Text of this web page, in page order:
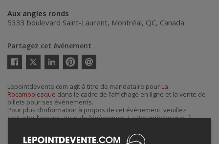
Aux angles ronds
5333 boulevard Saint-Laurent, Montréal, QC, Canada
Partagez cet événement
Twitter
courriel
Lepointdevente.com agit à titre de mandataire pour La
Rocambolesque dans le cadre de l’affichage en ligne et la vente de
billets pour ses événements.
Pour plus d’information à propos de cet événement, veuillez
contacter l’organisateur de l’événement,La Rocambolesque, à